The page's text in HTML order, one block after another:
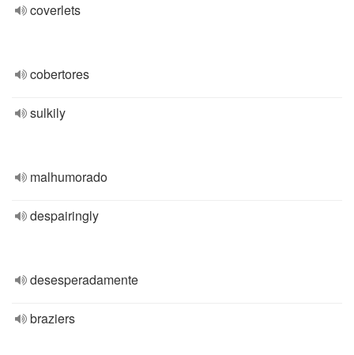
coverlets
cobertores
sulkily
malhumorado
despairingly
desesperadamente
braziers